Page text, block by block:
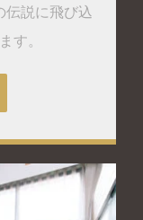
伝説に飛び込
す。